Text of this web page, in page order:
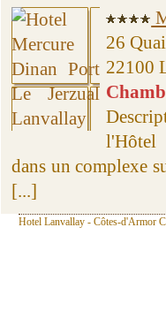
26
22100
l'Hôtel
dans un complexe
[...]
Hotel Lanvallay - Côtes-d'Armor